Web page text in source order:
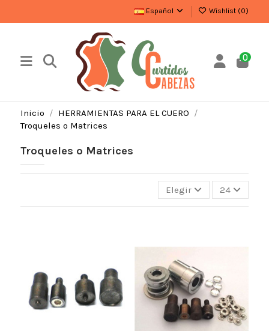
Español Wishlist (0)
0
Inicio
HERRAMIENTAS PARA EL CUERO
Troqueles o Matrices
Troqueles o Matrices
Elegir 24